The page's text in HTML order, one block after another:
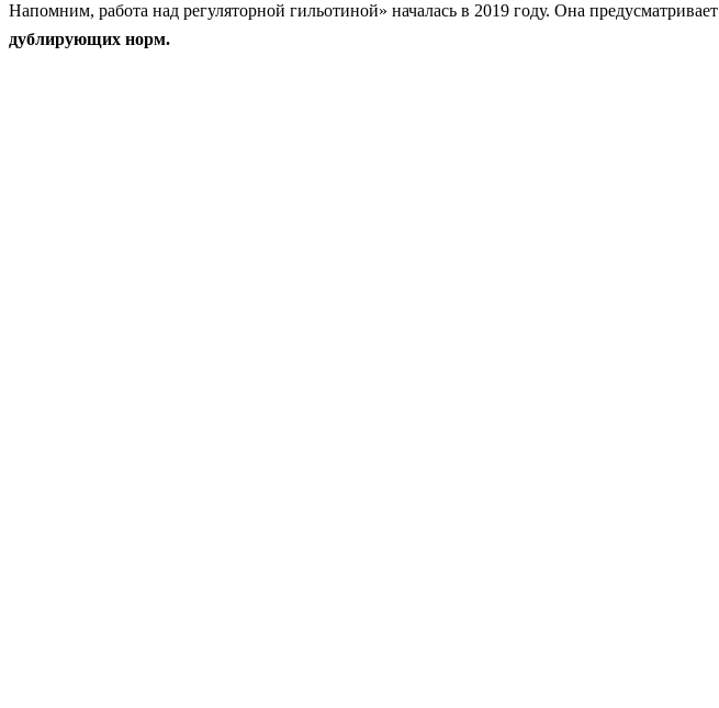
Напомним, работа над регуляторной гильотиной» началась в 2019 году. Она предусматривает
дублирующих норм.